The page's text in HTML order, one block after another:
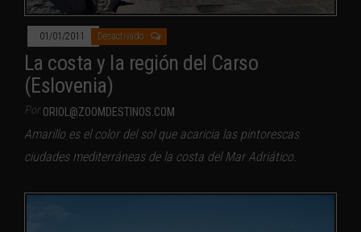
01/01/2011 Desactivado
La costa y la región del Carso
(Eslovenia)
Por ORIOL@ZOOMDESTINOS.COM
Amarillo es el color del sol que acaricia las pintorescas
ciudades mediterráneas de la costa del Mar Adriático.